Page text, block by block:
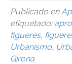
Publicado en
etiquetado:
figueres,
Urbanismo,
Girona